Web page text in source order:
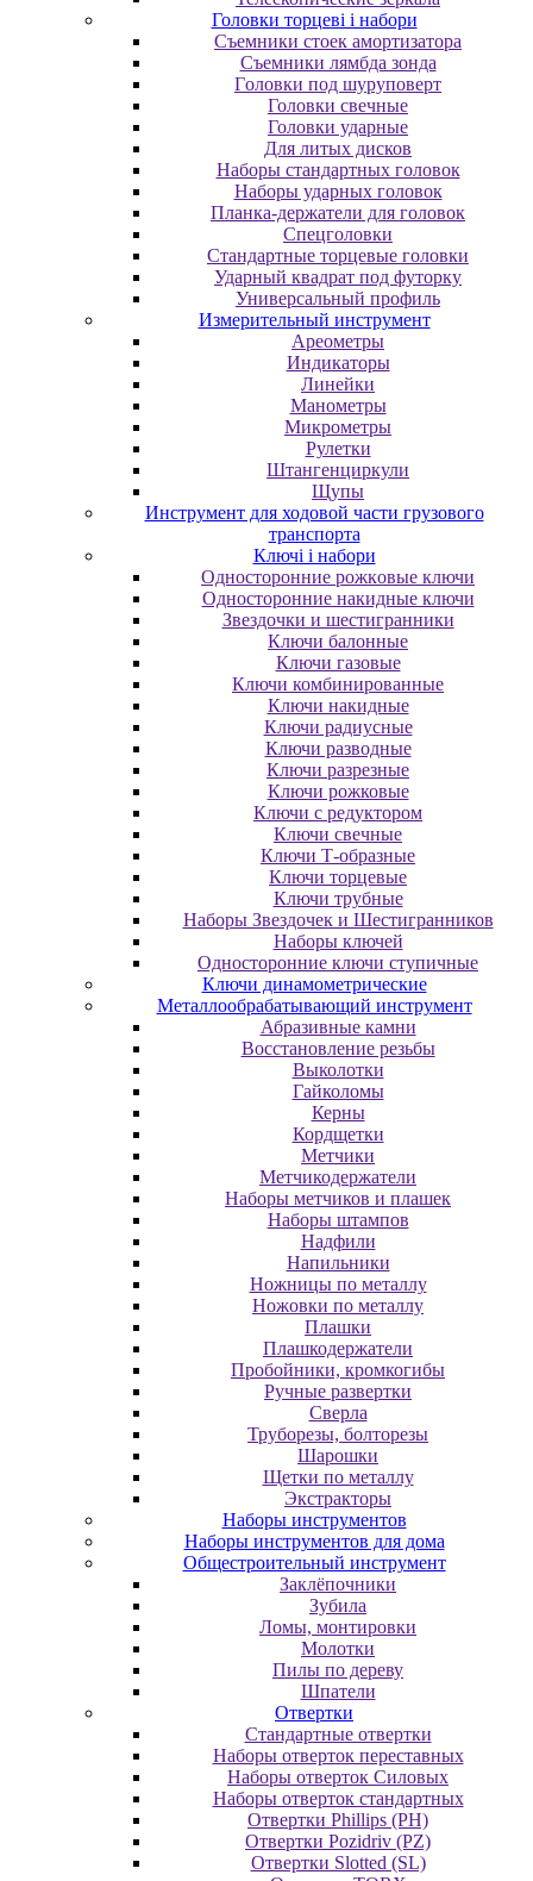
Головки торцеві і набори
Cъeмники cтoeк aмopтизaтopa
Cъeмники лямбдa зoндa
Гoлoвки пoд шуpупoвepт
Головки свечные
Головки ударные
Для литых дисков
Наборы стандартных головок
Наборы ударных головок
Планка-держатели для головок
Спецголовки
Стандартные торцевые головки
Ударный квадрат под футорку
Универсальный профиль
Измерительный инструмент
Ареометры
Индикаторы
Линейки
Манометры
Микрометры
Рулетки
Штангенциркули
Щупы
Инструмент для ходовой части грузового
транспорта
Ключі і набори
Oднocтopoнниe poжкoвыe ключи
Oднocтopoнниe нaкидныe ключи
Звездочки и шестигранники
Ключи балонные
Ключи газовые
Ключи комбинированные
Ключи накидные
Ключи радиусные
Ключи разводные
Ключи разрезные
Ключи рожковые
Ключи с редуктором
Ключи свечные
Ключи Т-образные
Ключи торцевые
Ключи трубные
Наборы Звездочек и Шестигранников
Наборы ключей
Односторонние ключи ступичные
Ключи динамометрические
Металлообрабатывающий инструмент
Абразивные камни
Восстановление резьбы
Выколотки
Гайколомы
Керны
Кордщетки
Метчики
Метчикодержатели
Наборы метчиков и плашек
Наборы штампов
Надфили
Напильники
Ножницы по металлу
Ножовки по металлу
Плашки
Плашкодержатели
Пробойники, кромкогибы
Ручные развертки
Сверла
Труборезы, болторезы
Шарошки
Щетки по металлу
Экcтpaктopы
Наборы инструментов
Наборы инструментов для дома
Общестроительный инструмент
Заклёпочники
Зубила
Ломы, монтировки
Молотки
Пилы по дереву
Шпатели
Отвертки
Cтандартные отвертки
Наборы отверток переставных
Наборы отверток Силовых
Наборы отверток стандартных
Отвертки Phillips (PH)
Отвертки Pozidriv (PZ)
Отвертки Slotted (SL)